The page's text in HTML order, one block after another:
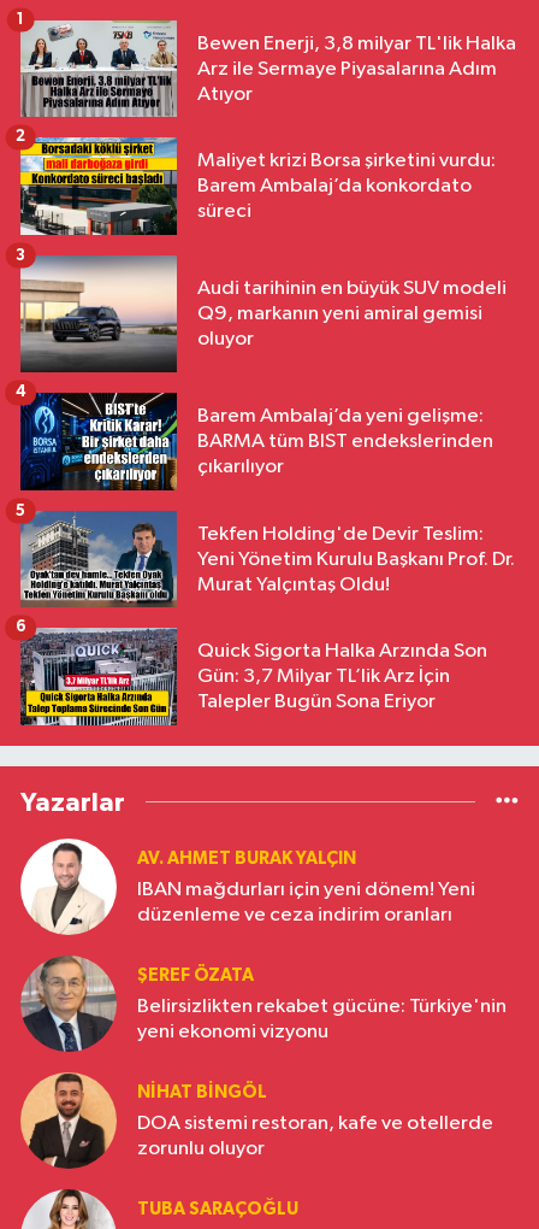
Bewen Enerji, 3,8 milyar TL'lik Halka
Arz ile Sermaye Piyasalarına Adım
Atıyor
1
Maliyet krizi Borsa şirketini vurdu:
Barem Ambalaj’da konkordato
süreci
2
Audi tarihinin en büyük SUV modeli
Q9, markanın yeni amiral gemisi
oluyor
3
Barem Ambalaj’da yeni gelişme:
BARMA tüm BIST endekslerinden
çıkarılıyor
4
Tekfen Holding'de Devir Teslim:
Yeni Yönetim Kurulu Başkanı Prof. Dr.
Murat Yalçıntaş Oldu!
5
Quick Sigorta Halka Arzında Son
Gün: 3,7 Milyar TL’lik Arz İçin
Talepler Bugün Sona Eriyor
6
Yazarlar
AV. AHMET BURAK YALÇIN
IBAN mağdurları için yeni dönem! Yeni
düzenleme ve ceza indirim oranları
ŞEREF ÖZATA
Belirsizlikten rekabet gücüne: Türkiye'nin
yeni ekonomi vizyonu
NIHAT BINGÖL
DOA sistemi restoran, kafe ve otellerde
zorunlu oluyor
TUBA SARAÇOĞLU